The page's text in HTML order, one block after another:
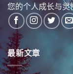
您的个人成长与灵
最新文章